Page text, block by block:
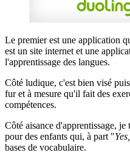
Le premier est une application
est un site internet et une
l'apprentissage des langues.
Côté ludique, c'est bien visé
fur et à mesure qu'il fait des
compétences.
Côté aisance d'apprentissage,
pour des enfants qui, à part "
bases de vocabulaire.